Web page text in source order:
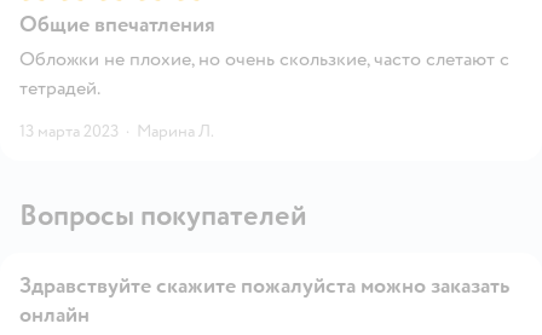
Общие впечатления
Обложки не плохие, но очень скользкие, часто слетают с
тетрадей.
13 марта 2023 · Марина Л.
Вопросы покупателей
Здравствуйте скажите пожалуйста можно заказать
онлайн